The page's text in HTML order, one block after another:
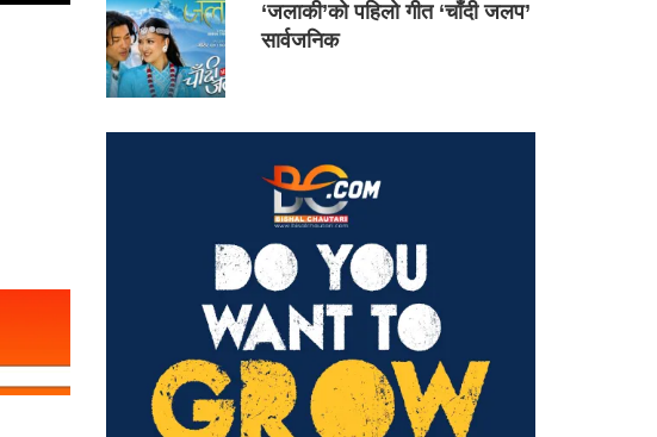
‘जलाकी’को पहिलो गीत ‘चाँदी जलप’
सार्वजनिक